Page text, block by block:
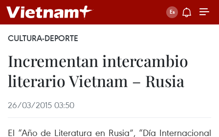
CULTURA-DEPORTE
Incrementan intercambio
literario Vietnam – Rusia
26/03/2015 03:50
El “Año de Literatura en Rusia”, “Día Internacional